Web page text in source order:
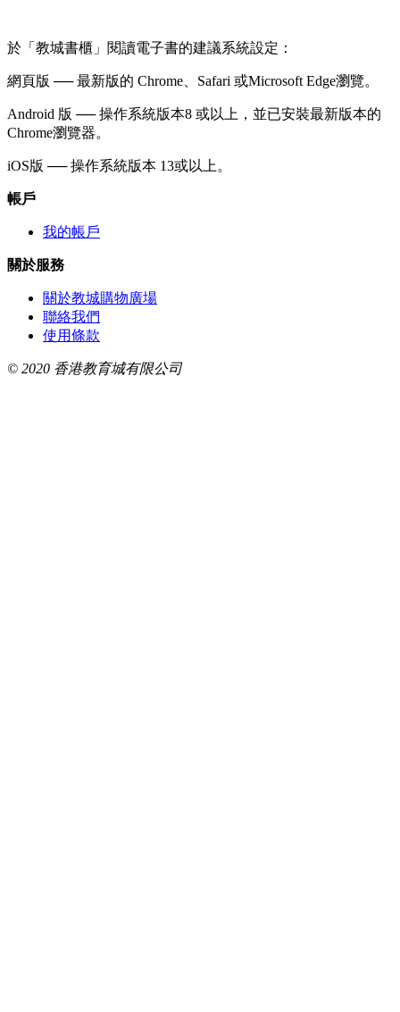
於「教城書櫃」閱讀電子書的建議系統設定：
網頁版 ── 最新版的 Chrome、Safari 或Microsoft Edge瀏覽。
Android 版 ── 操作系統版本8 或以上，並已安裝最新版本的
Chrome瀏覽器。
iOS版 ── 操作系統版本 13或以上。
帳戶
我的帳戶
關於服務
關於教城購物廣場
聯絡我們
使用條款
© 2020 香港教育城有限公司